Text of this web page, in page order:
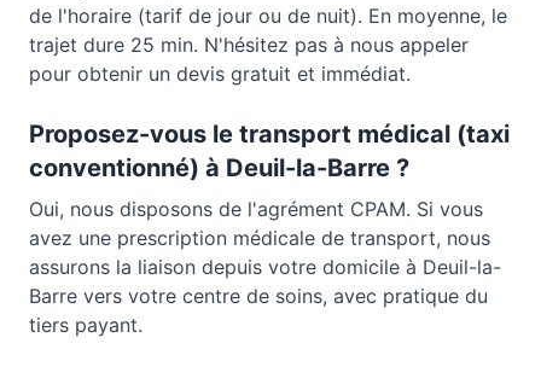
de l'horaire (tarif de jour ou de nuit). En moyenne, le
trajet dure 25 min. N'hésitez pas à nous appeler
pour obtenir un devis gratuit et immédiat.
Proposez-vous le transport médical (taxi
conventionné) à Deuil-la-Barre ?
Oui, nous disposons de l'agrément CPAM. Si vous
avez une prescription médicale de transport, nous
assurons la liaison depuis votre domicile à Deuil-la-
Barre vers votre centre de soins, avec pratique du
tiers payant.